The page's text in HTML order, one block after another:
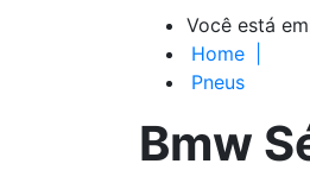
Você está
Home
Pneus
Bmw